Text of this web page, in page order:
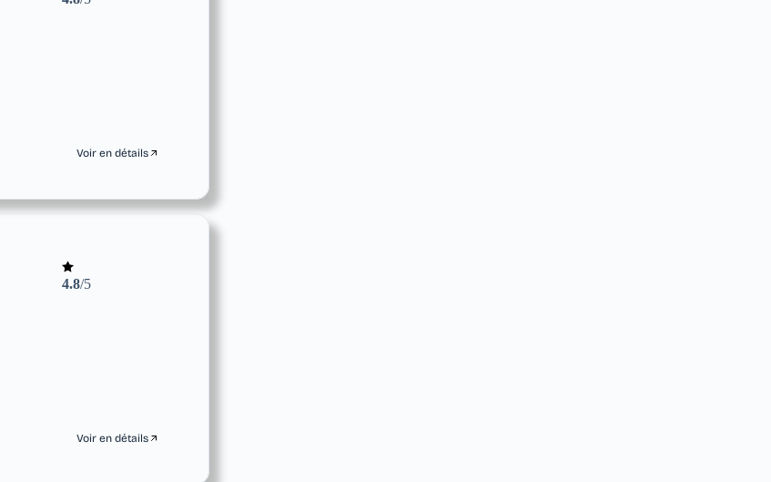
Voir en détails
4.8/5
Voir en détails